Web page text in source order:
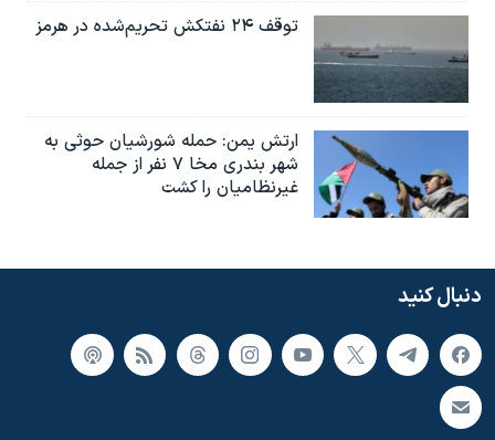
توقف ۲۴ نفتکش تحریم‌شده در هرمز
ارتش یمن: حمله شورشیان حوثی به
شهر بندری مخا ۷ نفر از جمله
غیرنظامیان را کشت
دنبال کنید